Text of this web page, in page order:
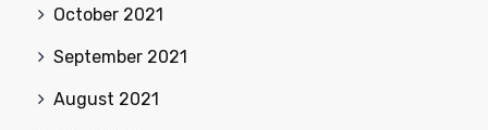
October 2021
September 2021
August 2021